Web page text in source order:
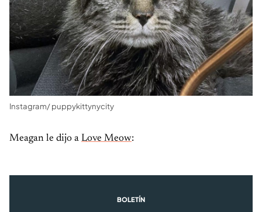
Instagram/ puppykittynycity
Meagan le dijo a Love Meow:
BOLETÍN